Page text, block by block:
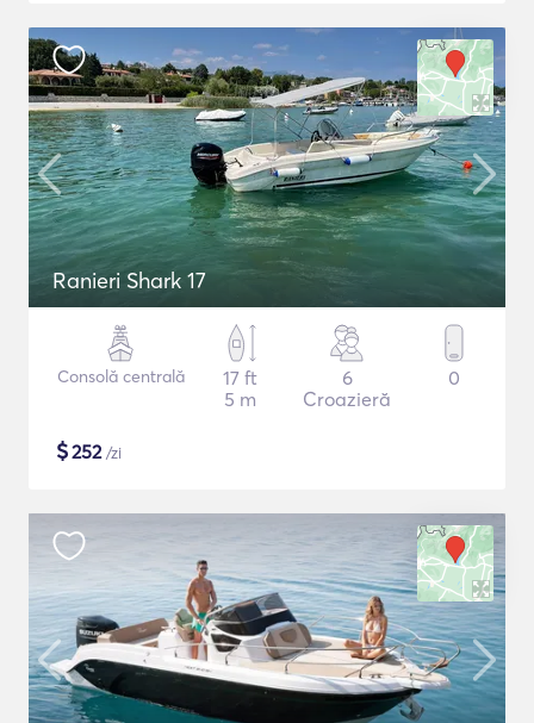
Ranieri Shark 17
Consolă centrală
17 ft
5 m
6
Croazieră
0
$252/zi